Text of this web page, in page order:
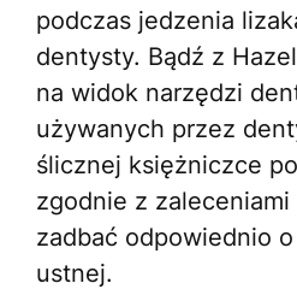
podczas jedzenia
dentysty. Bądź z
na widok narzędzi
używanych przez
ślicznej księżniczce
zgodnie z
zadbać odpowiednio
ustnej.